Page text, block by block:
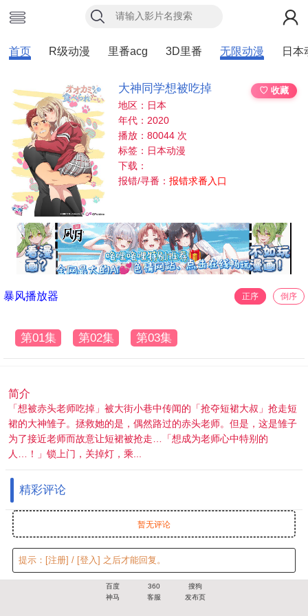
首页 R级动漫 里番acg 3D里番 无限动漫 日本
大神同学想被吃掉
♡ 收藏
地区：日本
年代：2020
播放：80044 次
标签：日本动漫
下载：
报错/寻番：报错求番入口
暴风播放器 正序 倒序
第01集 第02集 第03集
简介
「想被赤头老师吃掉」被大街小巷中传闻的「抢夺短裙大叔」抢走短
裙的大神雏子。拯救她的是，偶然路过的赤头老师。但是，这是雏子
为了接近老师而故意让短裙被抢走…「想成为老师心中特别的
人…！」锁上门，关掉灯，乘...
精彩评论
暂无评论
提示： [注册] / [登入] 之后才能回复。
百度 360
搜狗
神马
客服 发布页